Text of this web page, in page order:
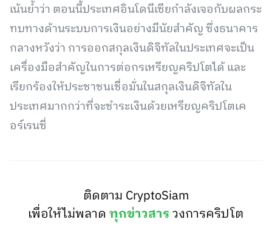
เน้นย้ำว่า ตอนนี้ประเทศอินโดนีเซียกำลังเจอกับผลกระ
ทบทางด้านระบบการเงินอย่างมีนัยสำคัญ ซึ่งธนาคาร
กลางหวังว่า การออกสกุลเงินดิจิทัลในประเทศจะเป็น
เครื่องมือสำคัญในการต่อกรเหรียญคริปโตได้ และ
เรียกร้องให้ประชาชนเชื่อมั่นในสกุลเงินดิจิทัลใน
ประเทศมากกว่าที่จะชำระเงินด้วยเหรียญคริปโตเค
อร์เรนซี่
ติดตาม CryptoSiam
เพื่อให้ไม่พลาดทุกข่าวสารวงการคริปโต